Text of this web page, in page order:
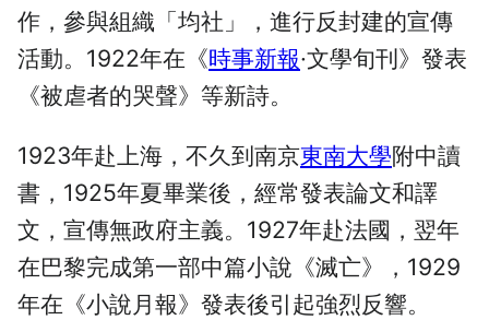
作，參與組織「均社」，進行反封建的宣傳
活動。1922年在《時事新報·文學旬刊》發表
《被虐者的哭聲》等新詩。
1923年赴上海，不久到南京東南大學附中讀
書，1925年夏畢業後，經常發表論文和譯
文，宣傳無政府主義。1927年赴法國，翌年
在巴黎完成第一部中篇小說《滅亡》，1929
年在《小說月報》發表後引起強烈反響。